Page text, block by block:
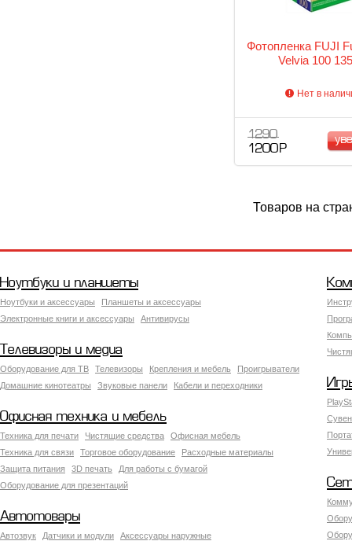
Фотопленка FUJI
Velvia 100
Нет в
1 290
1 200 Р
Товаров на
Ноутбуки и планшеты
Ноутбуки и аксессуары
Планшеты и аксессуары
Электронные книги и аксессуары
Антивирусы
Телевизоры и медиа
Оборудование для ТВ Телевизоры Крепления и мебель
Проигрыватели
Домашние кинотеатры
Звуковые панели Кабели и переходники
Офисная техника и мебель
Техника для печати Чистящие средства
Офисная мебель
Техника для связи
Торговое оборудование
Расходные материалы
Защита питания
3D печать
Для работы с бумагой
Оборудование для презентаций
Автотовары
Автозвук Датчики и модули
Аксессуары наружные